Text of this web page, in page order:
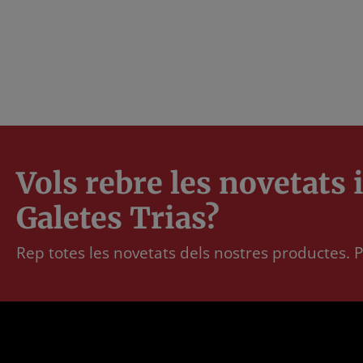
Vols rebre les novetats
Galetes Trias?
Rep totes les novetats dels nostres